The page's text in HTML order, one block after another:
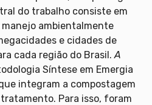
do trabalho consiste em
ambientalmente
e cidades de
cada região do Brasil. A
Síntese em Emergia
integram a compostagem
Para isso, foram